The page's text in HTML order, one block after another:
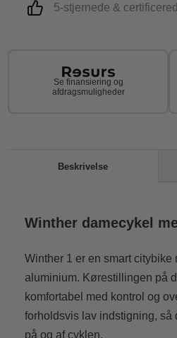
5-stjernede &
Se finansiering og
afdragsmuligheder
Beskrivelse
Winther damecykel
Winther 1 er en smart citybike
aluminium. Kørestillingen på
komfortabel med kontrol og
forholdsvis lav indstigning, så
på og af cyklen.